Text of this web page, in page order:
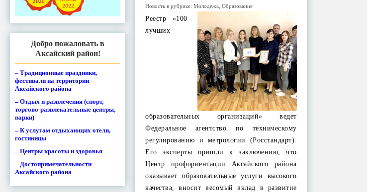
Добро пожаловать в
Аксайский район!
– Традиционные праздники,
фестивали на территории
Аксайского района
– Отдых и развлечения (спорт,
торгово-развлекательные центры,
парки)
– К услугам отдыхающих отели,
гостиницы
– Центры красоты и здоровья
– Достопримечательности
Аксайского района
Новость в рубрике:Молодежь ,Образование
Реестр «100
лучших
образовательных организаций» ведет
Федеральное агентство по техническому
регулированию и метрологии (Росстандарт).
Его эксперты пришли к заключению, что
Центр профориентации Аксайского района
оказывает образовательные услуги высокого
качества, вносит весомый вклад в развитие